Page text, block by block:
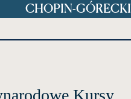
CHOPIN-GÓRECKI
Kursy